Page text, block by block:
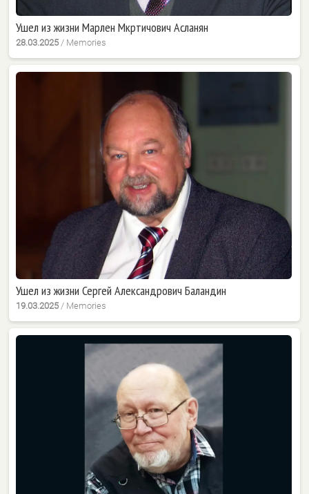
Ушел из жизни Марлен Мкртичович Асланян
28.03.2025 / Memories
Ушел из жизни Сергей Александрович Баландин
19.03.2025 / Memories